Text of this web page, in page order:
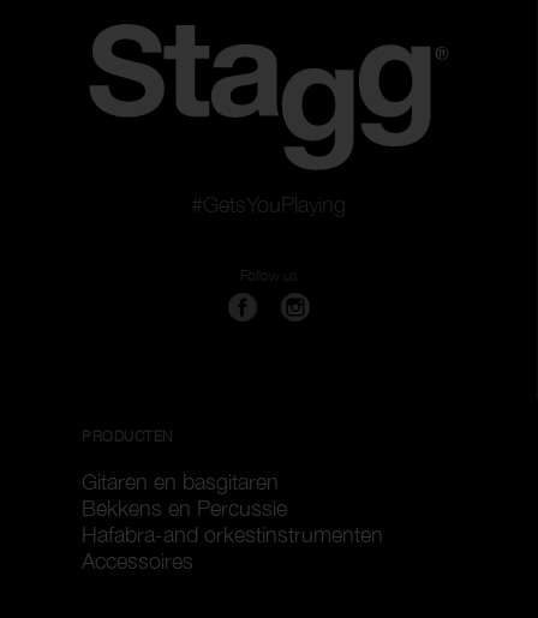
#GetsYouPlaying
Follow us
PRODUCTEN
Gitaren en basgitaren
Bekkens en Percussie
Hafabra-and orkestinstrumenten
Accessoires